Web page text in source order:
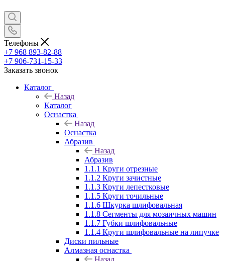
Телефоны
+7 968 893-82-88
+7 906-731-15-33
Заказать звонок
Каталог
Назад
Каталог
Оснастка
Назад
Оснастка
Абразив
Назад
Абразив
1.1.1 Круги отрезные
1.1.2 Круги зачистные
1.1.3 Круги лепестковые
1.1.5 Круги точильные
1.1.6 Шкурка шлифовальная
1.1.8 Сегменты для мозаичных машин
1.1.7 Губки шлифовальные
1.1.4 Круги шлифовальные на липучке
Диски пильные
Алмазная оснастка
Назад